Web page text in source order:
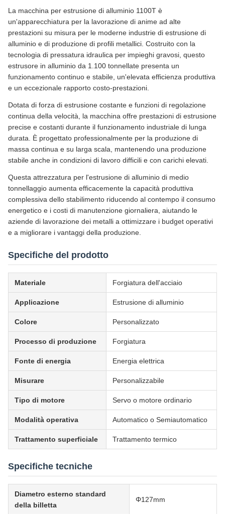
La macchina per estrusione di alluminio 1100T è
un'apparecchiatura per la lavorazione di anime ad alte
prestazioni su misura per le moderne industrie di estrusione di
alluminio e di produzione di profili metallici. Costruito con la
tecnologia di pressatura idraulica per impieghi gravosi, questo
estrusore in alluminio da 1.100 tonnellate presenta un
funzionamento continuo e stabile, un'elevata efficienza produttiva
e un eccezionale rapporto costo-prestazioni.
Dotata di forza di estrusione costante e funzioni di regolazione
continua della velocità, la macchina offre prestazioni di estrusione
precise e costanti durante il funzionamento industriale di lunga
durata. È progettato professionalmente per la produzione di
massa continua e su larga scala, mantenendo una produzione
stabile anche in condizioni di lavoro difficili e con carichi elevati.
Questa attrezzatura per l'estrusione di alluminio di medio
tonnellaggio aumenta efficacemente la capacità produttiva
complessiva dello stabilimento riducendo al contempo il consumo
energetico e i costi di manutenzione giornaliera, aiutando le
aziende di lavorazione dei metalli a ottimizzare i budget operativi
e a migliorare i vantaggi della produzione.
Specifiche del prodotto
Materiale Forgiatura dell'acciaio
Applicazione Estrusione di alluminio
Colore Personalizzato
Processo di produzione Forgiatura
Fonte di energia Energia elettrica
Misurare Personalizzabile
Tipo di motore Servo o motore ordinario
Modalità operativa Automatico o Semiautomatico
Trattamento superficiale Trattamento termico
Specifiche tecniche
Diametro esterno standard
della billetta
Φ127mm